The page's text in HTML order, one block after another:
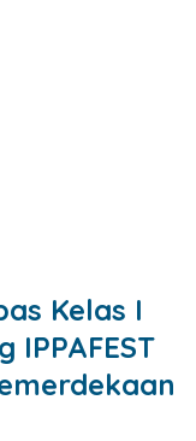
Kelas I
IPPAFEST